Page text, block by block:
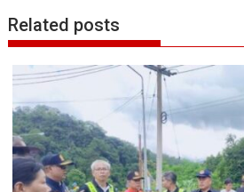
Related posts